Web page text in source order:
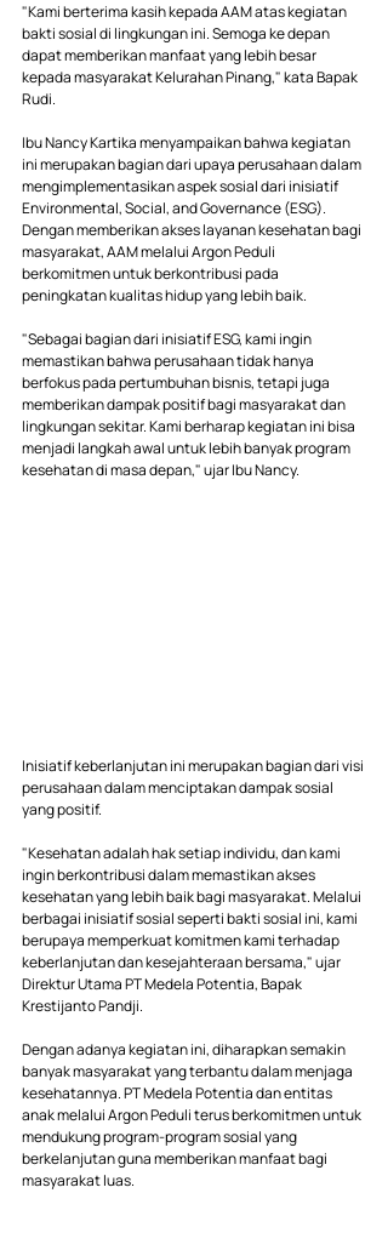
"Kami berterima kasih kepada AAM atas kegiatan
bakti sosial di lingkungan ini. Semoga ke depan
dapat memberikan manfaat yang lebih besar
kepada masyarakat Kelurahan Pinang," kata Bapak
Rudi.
Ibu Nancy Kartika menyampaikan bahwa kegiatan
ini merupakan bagian dari upaya perusahaan dalam
mengimplementasikan aspek sosial dari inisiatif
Environmental, Social, and Governance (ESG).
Dengan memberikan akses layanan kesehatan bagi
masyarakat, AAM melalui Argon Peduli
berkomitmen untuk berkontribusi pada
peningkatan kualitas hidup yang lebih baik.
"Sebagai bagian dari inisiatif ESG, kami ingin
memastikan bahwa perusahaan tidak hanya
berfokus pada pertumbuhan bisnis, tetapi juga
memberikan dampak positif bagi masyarakat dan
lingkungan sekitar. Kami berharap kegiatan ini bisa
menjadi langkah awal untuk lebih banyak program
kesehatan di masa depan," ujar Ibu Nancy.
Inisiatif keberlanjutan ini merupakan bagian dari visi
perusahaan dalam menciptakan dampak sosial
yang positif.
"Kesehatan adalah hak setiap individu, dan kami
ingin berkontribusi dalam memastikan akses
kesehatan yang lebih baik bagi masyarakat. Melalui
berbagai inisiatif sosial seperti bakti sosial ini, kami
berupaya memperkuat komitmen kami terhadap
keberlanjutan dan kesejahteraan bersama," ujar
Direktur Utama PT Medela Potentia, Bapak
Krestijanto Pandji.
Dengan adanya kegiatan ini, diharapkan semakin
banyak masyarakat yang terbantu dalam menjaga
kesehatannya. PT Medela Potentia dan entitas
anak melalui Argon Peduli terus berkomitmen untuk
mendukung program-program sosial yang
berkelanjutan guna memberikan manfaat bagi
masyarakat luas.